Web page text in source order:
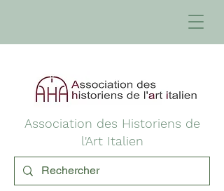
Association des Historiens de
l'Art Italien